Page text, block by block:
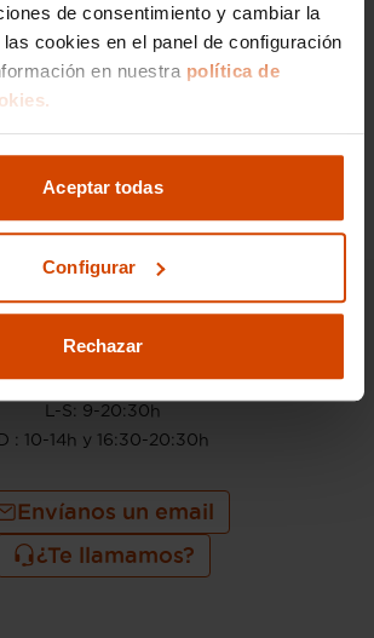
de consentimiento y cambiar la
cookies en el panel de configuración
en nuestra política de
Aceptar todas
Configurar
Rechazar
de todos los trámites
principales portales
910 605 222
L-S: 9-20:30h
: 10-14h y 16:30-20:30h
Envíanos un email
¿Te llamamos?